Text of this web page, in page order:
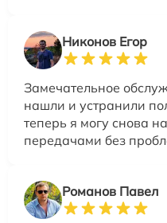
Никонов Егор
Замечательное
нашли и устранили
теперь я могу снова
передачами без
Романов Павел